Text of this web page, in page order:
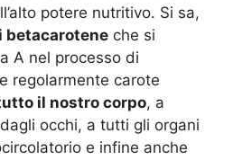
potere nutritivo. Si sa,
betacarotene che si
A nel processo di
regolarmente carote
il nostro corpo, a
occhi, a tutti gli organi
e infine anche